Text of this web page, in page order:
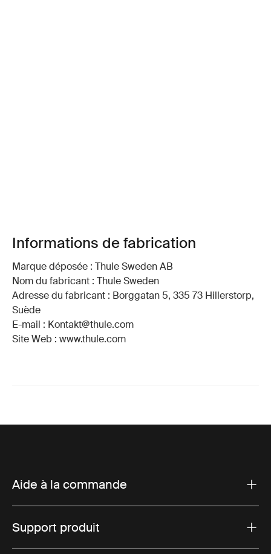
Informations de fabrication
Marque déposée : Thule Sweden AB
Nom du fabricant : Thule Sweden
Adresse du fabricant : Borggatan 5, 335 73 Hillerstorp,
Suède
E-mail : Kontakt@thule.com
Site Web : www.thule.com
Aide à la commande
Support produit